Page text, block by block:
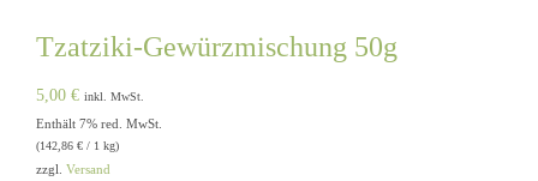
Tzatziki-Gewürzmischung 50g
5,00 € inkl. MwSt.
Enthält 7% red. MwSt.
(142,86 € / 1 kg)
zzgl. Versand